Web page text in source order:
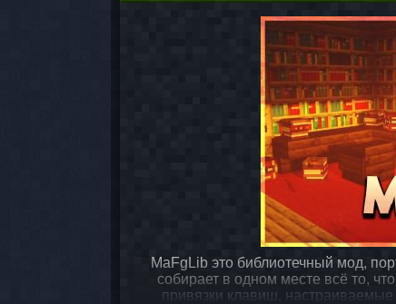
MaFgLib это библиотечный мод,
собирает в одном месте всё то,
привязки клавиш,